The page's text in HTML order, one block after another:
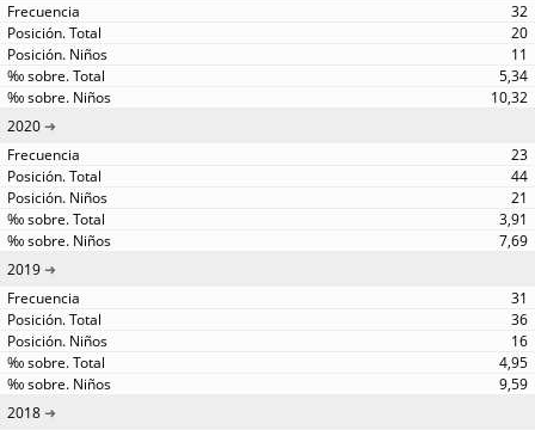
32
20
11
5,34
10,32
2020
23
44
21
3,91
7,69
2019
31
36
16
4,95
9,59
2018